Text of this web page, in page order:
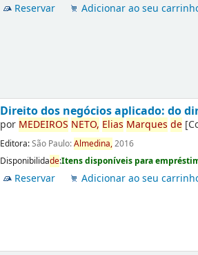
Reservar Adicionar ao seu
Direito dos negócios aplicado: do
por MEDEIROS NETO, Elias Marques de
Editora:São Paulo:Almedina,2016
Disponibilidade:Itens disponíveis para
Reservar Adicionar ao seu